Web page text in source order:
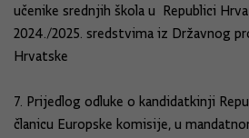
učenike srednjih škola u Republici
2024./2025. sredstvima iz Državnog
Hrvatske
7. Prijedlog odluke o kandidatkinji
članicu Europske komisije, u